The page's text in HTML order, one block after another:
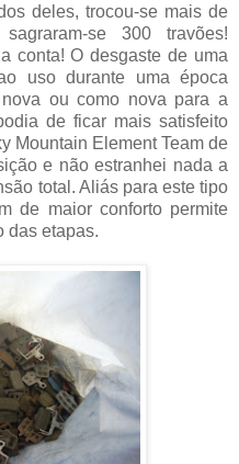
deles, trocou-se mais de
se 300 travões!
conta! O desgaste de uma
uso durante uma época
ou como nova para a
de ficar mais satisfeito
Mountain Element Team de
e não estranhei nada a
total. Aliás para este tipo
de maior conforto permite
das etapas.